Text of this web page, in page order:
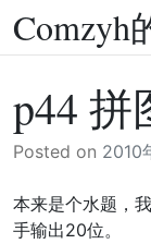
Skip
to
Comzyh
p44 拼
Posted on 2010
本来是个水题，
手输出20位。